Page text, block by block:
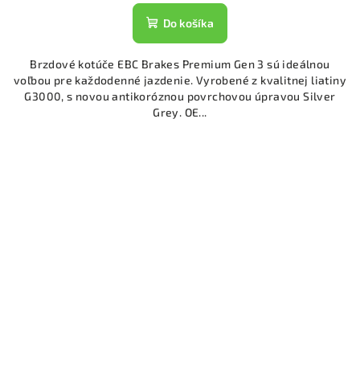
Do košíka
Brzdové kotúče EBC Brakes Premium Gen 3 sú ideálnou
voľbou pre každodenné jazdenie. Vyrobené z kvalitnej liatiny
G3000, s novou antikoróznou povrchovou úpravou Silver
Grey. OE...